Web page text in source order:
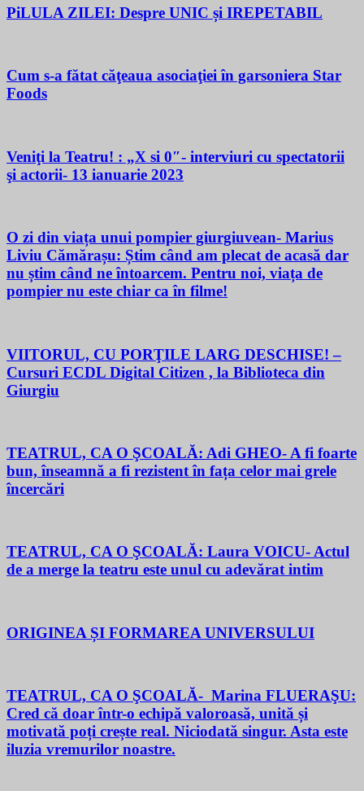
PiLULA ZILEI: Despre UNIC și IREPETABIL
Cum s-a fătat căţeaua asociaţiei în garsoniera Star
Foods
Veniţi la Teatru! : „X si 0″- interviuri cu spectatorii
şi actorii- 13 ianuarie 2023
O zi din viața unui pompier giurgiuvean- Marius
Liviu Cămărașu: Știm când am plecat de acasă dar
nu știm când ne întoarcem. Pentru noi, viața de
pompier nu este chiar ca în filme!
VIITORUL, CU PORŢILE LARG DESCHISE! –
Cursuri ECDL Digital Citizen , la Biblioteca din
Giurgiu
TEATRUL, CA O ŞCOALĂ: Adi GHEO- A fi foarte
bun, înseamnă a fi rezistent în fața celor mai grele
încercări
TEATRUL, CA O ŞCOALĂ: Laura VOICU- Actul
de a merge la teatru este unul cu adevărat intim
ORIGINEA ȘI FORMAREA UNIVERSULUI
TEATRUL, CA O ŞCOALĂ- Marina FLUERAŞU:
Cred că doar într-o echipă valoroasă, unită și
motivată poți crește real. Niciodată singur. Asta este
iluzia vremurilor noastre.